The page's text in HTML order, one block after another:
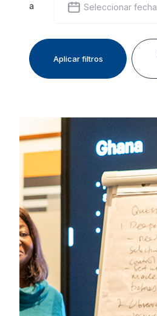
a Seleccionar fecha
Aplicar filtros